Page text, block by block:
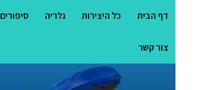
דף הבית כל היצירות גלריה סיפורים
צור קשר